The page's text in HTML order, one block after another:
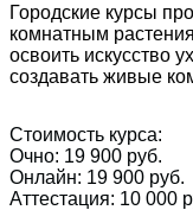
Городские курсы
комнатным
освоить искусство
создавать живые
Стоимость курса:
Очно: 19 900 руб.
Онлайн: 19 900 руб.
Аттестация: 10 000